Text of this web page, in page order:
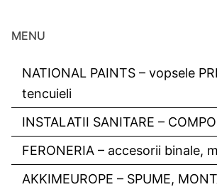
MENU
NATIONAL PAINTS – vopsele
tencuieli
INSTALATII SANITARE –
FERONERIA – accesorii binale,
AKKIMEUROPE – SPUME,